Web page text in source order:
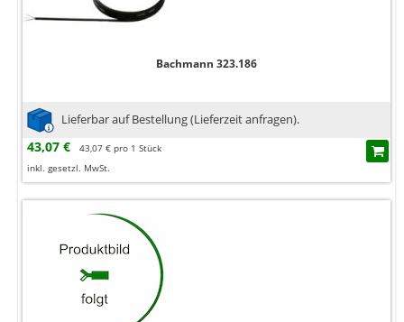
Bachmann 323.186
Lieferbar auf Bestellung (Lieferzeit anfragen).
43,07 €
43,07 € pro 1 Stück
inkl. gesetzl. MwSt.